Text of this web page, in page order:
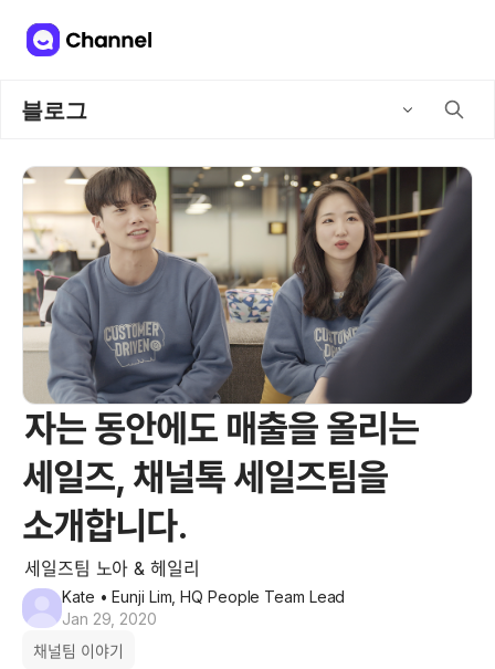
블로그
자는 동안에도 매출을 올리는
세일즈, 채널톡 세일즈팀을
소개합니다.
세일즈팀 노아 & 헤일리
Kate • Eunji Lim, HQ People Team Lead
Jan 29, 2020
채널팀 이야기